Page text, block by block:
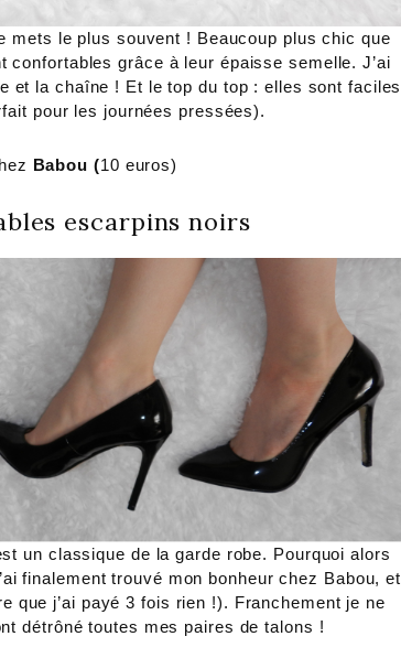
mets le plus souvent ! Beaucoup plus chic que
grâce à leur épaisse semelle. J’ai
et la chaîne ! Et le top du top : elles sont faciles
pour les journées pressées).
Babou (10 euros)
escarpins noirs
un classique de la garde robe. Pourquoi alors
finalement trouvé mon bonheur chez Babou, et
que j’ai payé 3 fois rien !). Franchement je ne
détrôné toutes mes paires de talons !